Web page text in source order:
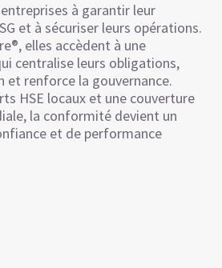
à garantir leur
et à sécuriser leurs opérations.
elles accèdent à une
centralise leurs obligations,
renforce la gouvernance.
HSE locaux et une couverture
la conformité devient un
et de performance